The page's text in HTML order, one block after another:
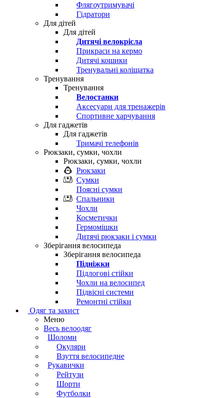
Флягоутримувачі
Гідратори
Для дітей
Для дітей
Дитячі велокрісла
Прикраси на кермо
Дитячі кошики
Тренувальні коліщатка
Тренування
Тренування
Велостанки
Аксесуари для тренажерів
Спортивне харчування
Для гаджетів
Для гаджетів
Тримачі телефонів
Рюкзаки, сумки, чохли
Рюкзаки, сумки, чохли
Рюкзаки
Сумки
Поясні сумки
Спальники
Чохли
Косметички
Гермомішки
Дитячі рюкзаки і сумки
Зберігання велосипеда
Зберігання велосипеда
Підніжки
Підлогові стійки
Чохли на велосипед
Підвісні системи
Ремонтні стійки
Одяг та захист
Меню
Весь велоодяг
Шоломи
Окуляри
Взуття велосипедне
Рукавички
Рейтузи
Шорти
Футболки